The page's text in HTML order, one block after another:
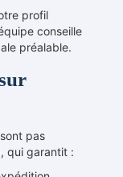
profil
conseille
préalable.
pas
qui garantit :